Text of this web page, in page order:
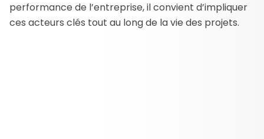
performance de l’entreprise, il convient d’impliquer
ces acteurs clés tout au long de la vie des projets.